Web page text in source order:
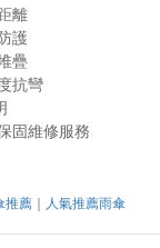
離
護
疊
抗彎
固維修服務
推薦 人氣推薦雨傘